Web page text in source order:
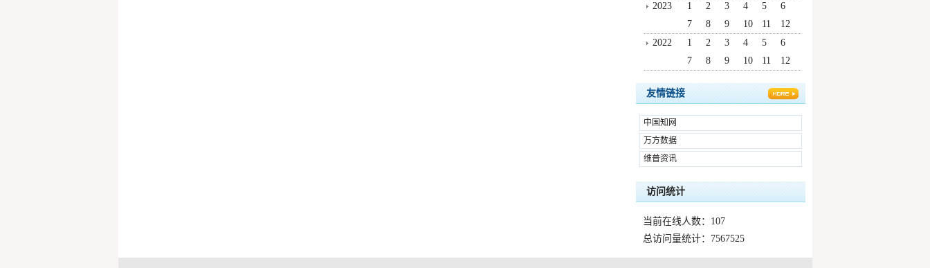
2023
1 2 3 4 5
6
7
8 9 10 11
12
2022
1 2 3 4 5
6
7
8 9 10 11 12
友情链接
中国知网
万方数据
维普资讯
访问统计
当前在线人数：107
总访问量统计：7567525